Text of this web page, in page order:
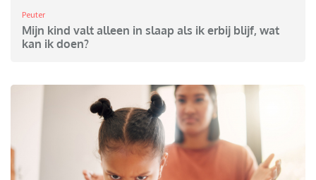
Peuter
Mijn kind valt alleen in slaap als ik erbij blijf, wat
kan ik doen?